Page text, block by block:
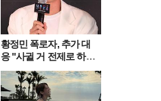
황정민 폭로자, 추가 대
응 "사귈 거 전제로 하
고…"